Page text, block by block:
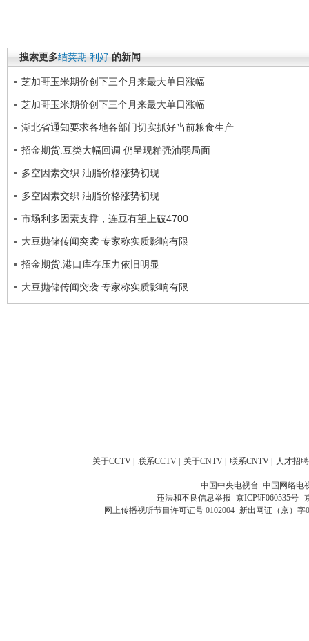
搜索更多结荚期 利好 的新闻
芝加哥玉米期价创下三个月来最大单日涨幅
芝加哥玉米期价创下三个月来最大单日涨幅
湖北省通知要求各地各部门切实抓好当前粮食生产
招金期货:豆类大幅回调 仍呈现粕强油弱局面
多空因素交织 油脂价格涨势初现
多空因素交织 油脂价格涨势初现
市场利多因素支撑，连豆有望上破4700
大豆抛储传闻突袭 专家称实质影响有限
招金期货:港口库存压力依旧明显
大豆抛储传闻突袭 专家称实质影响有限
关于CCTV 联系CCTV 关于CNTV 联系CNTV 人才招聘
中国中央电视台 中国网络电
违法和不良信息举报 京ICP证060535号
网上传播视听节目许可证号 0102004 新出网证（京）